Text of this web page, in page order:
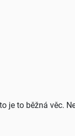
to běžná věc.